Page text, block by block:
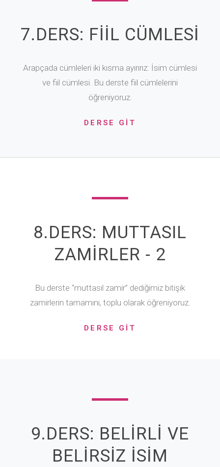
7.DERS: FİİL CÜMLESİ
Arapçada cümleleri iki kısma ayırırız: İsim cümlesi
ve fiil cümlesi. Bu derste fiil cümlelerini
öğreniyoruz.
DERSE GİT
8.DERS: MUTTASIL
ZAMİRLER - 2
Bu derste “muttasıl zamir” dediğimiz bitişik
zamirlerin tamamını, toplu olarak öğreniyoruz.
DERSE GİT
9.DERS: BELİRLİ VE
BELİRSİZ İSİM